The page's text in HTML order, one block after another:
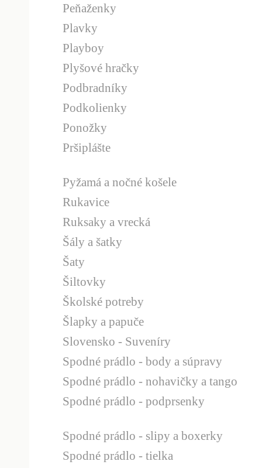
Peňaženky
Plavky
Playboy
Plyšové hračky
Podbradníky
Podkolienky
Ponožky
Pršiplášte
Pyžamá a nočné košele
Rukavice
Ruksaky a vrecká
Šály a šatky
Šaty
Šiltovky
Školské potreby
Šlapky a papuče
Slovensko - Suveníry
Spodné prádlo - body a súpravy
Spodné prádlo - nohavičky a tango
Spodné prádlo - podprsenky
Spodné prádlo - slipy a boxerky
Spodné prádlo - tielka